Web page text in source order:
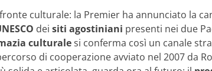
culturale: la Premier ha annunciato la
dei siti agostiniani presenti nei due
culturalesi conferma così un canale
di cooperazione avviato nel 2007 da